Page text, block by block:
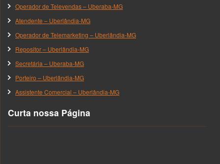
Operador de Televendas – Uberaba-MG
Atendente – Uberlândia-MG
Operador de Telemarketing – Uberlândia-MG
Repositor – Uberlândia-MG
Secretária – Uberaba-MG
Porteiro – Uberlândia-MG
Assistente Comercial – Uberlândia-MG
Curta nossa Página